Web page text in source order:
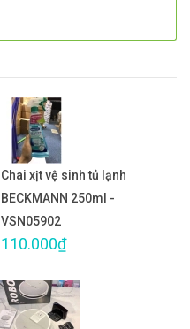
Chai xịt vệ sinh tủ lạnh
BECKMANN 250ml -
VSN05902
110.000₫